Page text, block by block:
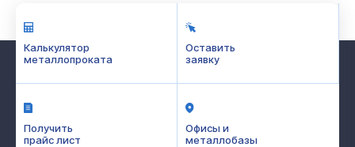
Калькулятор
металлопроката
Оставить
заявку
Получить
прайс лист
Офисы и
металлобазы